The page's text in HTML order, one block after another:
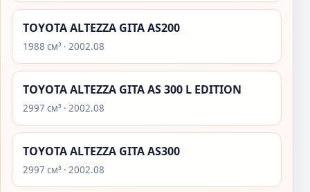
TOYOTA ALTEZZA GITA AS200
1988 см³ · 2002.08
TOYOTA ALTEZZA GITA AS 300 L EDITION
2997 см³ · 2002.08
TOYOTA ALTEZZA GITA AS300
2997 см³ · 2002.08